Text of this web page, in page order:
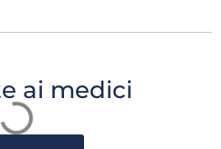
ai medici